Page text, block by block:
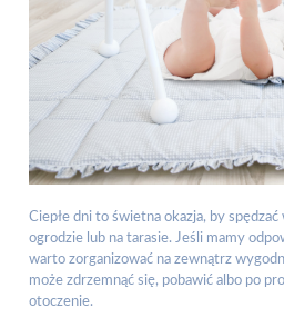
Ciepłe dni to świetna okazja, by
ogrodzie lub na tarasie. Jeśli mamy
warto zorganizować na zewnątrz
może zdrzemnąć się, pobawić albo po
otoczenie.